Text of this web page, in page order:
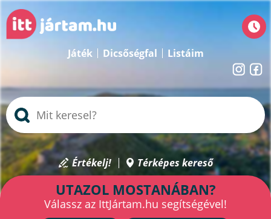
Játék Dicsőségfal Listáim
Értékelj! Térképes kereső
UTAZOL MOSTANÁBAN?
Válassz az IttJártam.hu segítségével!